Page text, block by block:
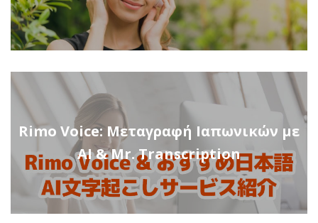
Rimo Voice: Μεταγραφή Ιαπωνικών με
AI & Mr. Transcription